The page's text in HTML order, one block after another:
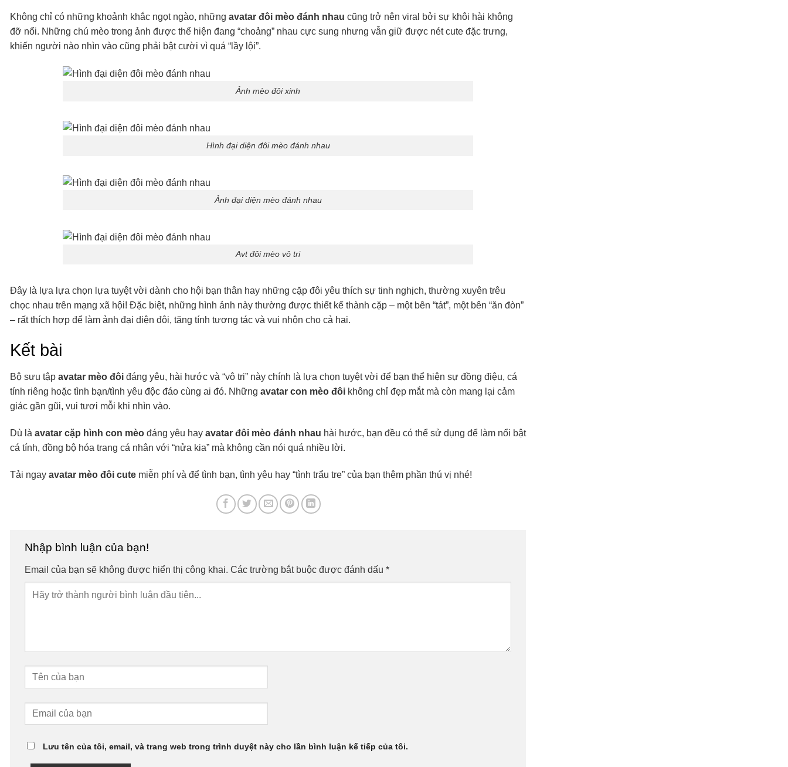
Không chỉ có những khoảnh khắc ngọt ngào, những avatar đôi mèo đánh nhau cũng trở nên viral bởi sự khôi hài không
đỡ nổi. Những chú mèo trong ảnh được thể hiện đang “choảng” nhau cực sung nhưng vẫn giữ được nét cute đặc trưng,
khiến người nào nhìn vào cũng phải bật cười vì quá “lầy lội”.
Ảnh mèo đôi xinh
Hình đại diện đôi mèo đánh nhau
Ảnh đại diện mèo đánh nhau
Avt đôi mèo vô tri
Đây là lựa lựa chọn lựa tuyệt vời dành cho hội bạn thân hay những cặp đôi yêu thích sự tinh nghịch, thường xuyên trêu
chọc nhau trên mạng xã hội! Đặc biệt, những hình ảnh này thường được thiết kế thành cặp – một bên “tát”, một bên “ăn đòn”
– rất thích hợp để làm ảnh đại diện đôi, tăng tính tương tác và vui nhộn cho cả hai.
Kết bài
Bộ sưu tập avatar mèo đôi đáng yêu, hài hước và “vô tri” này chính là lựa chọn tuyệt vời để bạn thể hiện sự đồng điệu, cá
tính riêng hoặc tình bạn/tình yêu độc đáo cùng ai đó. Những avatar con mèo đôi không chỉ đẹp mắt mà còn mang lại cảm
giác gần gũi, vui tươi mỗi khi nhìn vào.
Dù là avatar cặp hình con mèo đáng yêu hay avatar đôi mèo đánh nhau hài hước, bạn đều có thể sử dụng để làm nổi bật
cá tính, đồng bộ hóa trang cá nhân với “nửa kia” mà không cần nói quá nhiều lời.
Tải ngay avatar mèo đôi cute miễn phí và để tình bạn, tình yêu hay “tình trẩu tre” của bạn thêm phần thú vị nhé!
Nhập bình luận của bạn!
Email của bạn sẽ không được hiển thị công khai. Các trường bắt buộc được đánh dấu *
Lưu tên của tôi, email, và trang web trong trình duyệt này cho lần bình luận kế tiếp của tôi.